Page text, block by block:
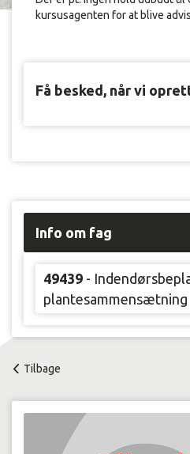
kursusagenten for at blive
Få besked, når vi
Info om fag
49439 -
plantesammensætning
Tilbage